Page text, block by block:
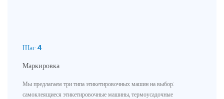
Шаг 4
Маркировка
Мы предлагаем три типа этикетировочных машин на выбор:
самоклеящиеся этикетировочные машины, термоусадочные